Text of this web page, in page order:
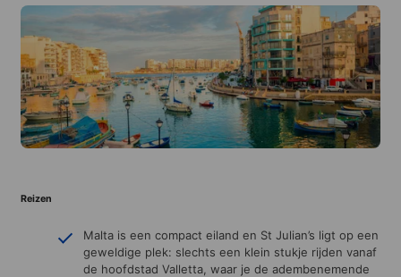
Reizen
Malta is een compact eiland en St Julian’s ligt op een
geweldige plek: slechts een klein stukje rijden vanaf
de hoofdstad Valletta, waar je de adembenemende